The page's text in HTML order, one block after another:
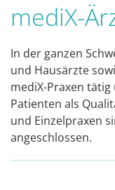
mediX-
In der ganzen
und Hausärzte
mediX-Praxen
Patienten als
und Einzelpraxen
angeschlossen.